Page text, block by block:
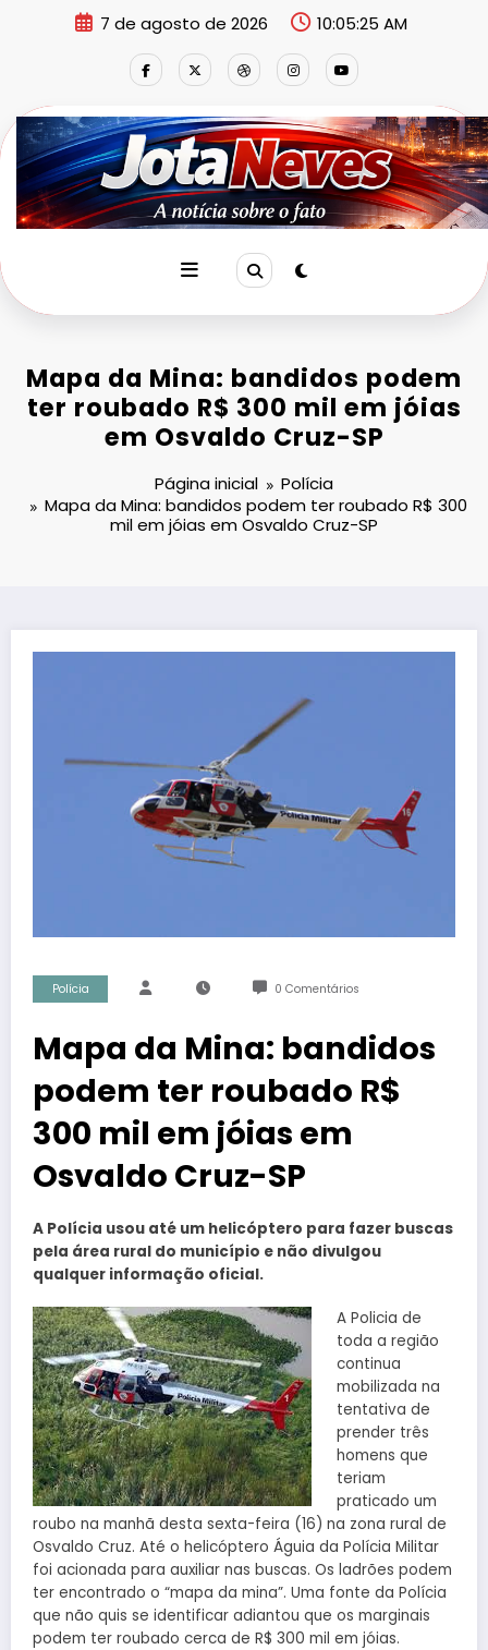
7 de agosto de 2026 10:05:26 AM
Mapa da Mina: bandidos podem
ter roubado R$ 300 mil em jóias
em Osvaldo Cruz-SP
Página inicial
Polícia
Mapa da Mina: bandidos podem ter roubado R$ 300
mil em jóias em Osvaldo Cruz-SP
Polícia 0 Comentários
Mapa da Mina: bandidos
podem ter roubado R$
300 mil em jóias em
Osvaldo Cruz-SP
A Polícia usou até um helicóptero para fazer buscas
pela área rural do município e não divulgou
qualquer informação oficial.
A Policia de
toda a região
continua
mobilizada na
tentativa de
prender três
homens que
teriam
praticado um
roubo na manhã desta sexta-feira (16) na zona rural de
Osvaldo Cruz. Até o helicóptero Águia da Polícia Militar
foi acionada para auxiliar nas buscas. Os ladrões podem
ter encontrado o “mapa da mina”. Uma fonte da Polícia
que não quis se identificar adiantou que os marginais
podem ter roubado cerca de R$ 300 mil em jóias.